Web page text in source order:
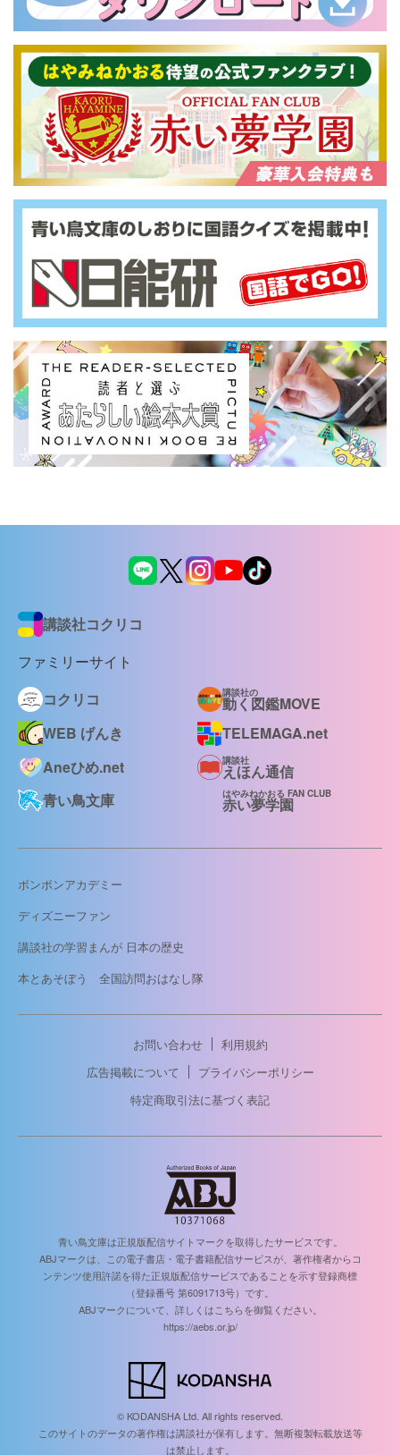
講談社コクリコ
ファミリーサイト
コクリコ
講談社の
動く図鑑MOVE
WEB げんき
TELEMAGA.net
Aneひめ.net
講談社
えほん通信
青い鳥文庫
はやみねかおる FAN CLUB
赤い夢学園
ボンボンアカデミー
ディズニーファン
講談社の学習まんが 日本の歴史
本とあそぼう 全国訪問おはなし隊
お問い合わせ
利用規約
広告掲載について
プライバシーポリシー
特定商取引法に基づく表記
青い鳥文庫は正規版配信サイトマークを取得したサービスです。
ABJマークは、この電子書店・電子書籍配信サービスが、著作権者からコ
ンテンツ使用許諾を得た正規版配信サービスであることを示す登録商標
（登録番号 第6091713号）です。
ABJマークについて、詳しくはこちらを御覧ください。
https://aebs.or.jp/
© KODANSHA Ltd. All rights reserved.
このサイトのデータの著作権は講談社が保有します。無断複製転載放送等
は禁止します。